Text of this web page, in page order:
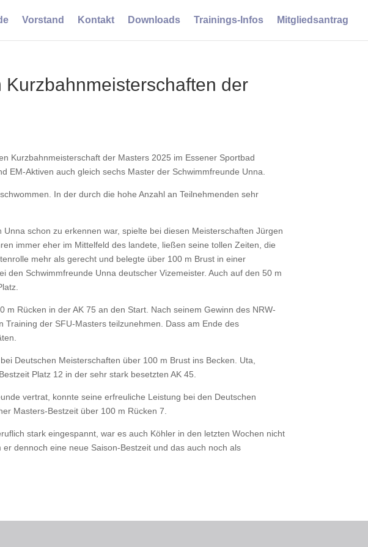
Vorstand Kontakt Downloads Trainings-Infos Mitgliedsantrag
der
Kurzbahnmeisterschaft der Masters 2025 im Essener Sportbad
Aktiven auch gleich sechs Master der Schwimmfreunde Unna.
In der durch die hohe Anzahl an Teilnehmenden sehr
schon zu erkennen war, spielte bei diesen Meisterschaften Jürgen
immer eher im Mittelfeld des landete, ließen seine tollen Zeiten, die
mehr als gerecht und belegte über 100 m Brust in einer
Schwimmfreunde Unna deutscher Vizemeister. Auch auf den 50 m
Rücken in der AK 75 an den Start. Nach seinem Gewinn des NRW-
der SFU-Masters teilzunehmen. Dass am Ende des
Deutschen Meisterschaften über 100 m Brust ins Becken. Uta,
Platz 12 in der sehr stark besetzten AK 45.
vertrat, konnte seine erfreuliche Leistung bei den Deutschen
Masters-Bestzeit über 100 m Rücken 7.
stark eingespannt, war es auch Köhler in den letzten Wochen nicht
dennoch eine neue Saison-Bestzeit und das auch noch als